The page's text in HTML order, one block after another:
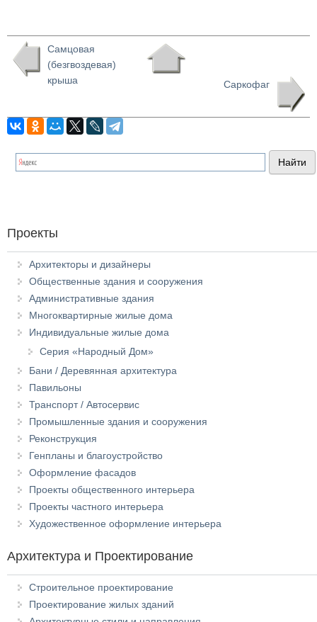
Самцовая
(безгвоздевая)
крыша
Саркофаг
Проекты
Архитекторы и дизайнеры
Общественные здания и сооружения
Административные здания
Многоквартирные жилые дома
Индивидуальные жилые дома
Серия «Народный Дом»
Бани / Деревянная архитектура
Павильоны
Транспорт / Автосервис
Промышленные здания и сооружения
Реконструкция
Генпланы и благоустройство
Оформление фасадов
Проекты общественного интерьера
Проекты частного интерьера
Художественное оформление интерьера
Архитектура и Проектирование
Строительное проектирование
Проектирование жилых зданий